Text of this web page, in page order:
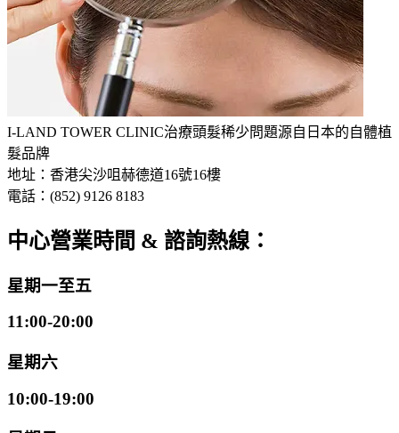
I-LAND TOWER CLINIC治療頭髮稀少問題源自日本的自體植
髮品牌
地址：香港尖沙咀赫德道16號16樓
電話：(852) 9126 8183
中心營業時間 & 諮詢熱線：
星期一至五
11:00-20:00
星期六
10:00-19:00